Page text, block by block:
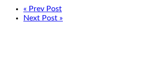
« Prev Post
Next Post »